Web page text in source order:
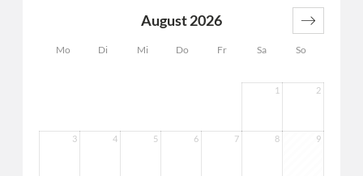
Mo Di Mi Do Fr Sa So
August 2026
1 2
3 4 5 6 7 8 9